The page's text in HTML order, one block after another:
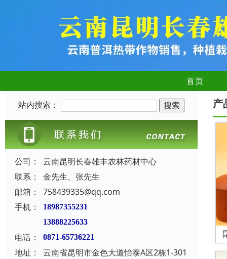
首页
站内搜索：
公司：
云南昆明长春雄丰农林药材中心
联系：
金先生、张先生
邮箱：
758439335@qq.com
手机：
18987355231
13888225633
电话： 0871-65736221
地址：
云南省昆明市金色大道怡泰A区2栋1-301
产